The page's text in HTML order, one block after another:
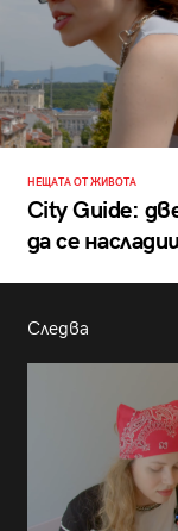
НЕЩАТА ОТ ЖИВОТА
City Guide:
да се
Следва